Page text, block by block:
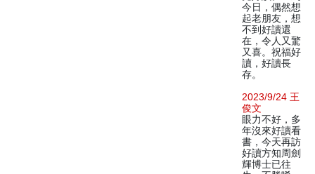
今日，偶然想
起老朋友，想
不到好讀還
在，令人又驚
又喜。祝福好
讀，好讀長
存。
2023/9/24 王
俊文
眼力不好，多
年沒來好讀看
書，今天再訪
好讀方知周劍
輝博士已往